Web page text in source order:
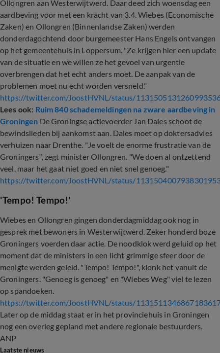
Ollongren aan Westerwijtwerd. Daar deed zich woensdag een
aardbeving voor met een kracht van 3.4. Wiebes (Economische
Zaken) en Ollongren (Binnenlandse Zaken) werden
donderdagochtend door burgemeester Hans Engels ontvangen
op het gemeentehuis in Loppersum. "Ze krijgen hier een update
van de situatie en we willen ze het gevoel van urgentie
overbrengen dat het echt anders moet. De aanpak van de
problemen moet nu echt worden versneld."
https://twitter.com/JoostHVNL/status/
Lees ook: Ruim 840 schademeldingen na zware aardbeving in
Groningen De Groningse actievoerder Jan Dales schoot de
bewindslieden bij aankomst aan. Dales moet op doktersadvies
verhuizen naar Drenthe. "Je voelt de enorme frustratie van de
Groningers”, zegt minister Ollongren. "We doen al ontzettend
veel, maar het gaat niet goed en niet snel genoeg."
https://twitter.com/JoostHVNL/status/
'Tempo! Tempo!'
Wiebes en Ollongren gingen donderdagmiddag ook nog in
gesprek met bewoners in Westerwijtwerd. Zeker honderd boze
Groningers voerden daar actie. De noodklok werd geluid op het
moment dat de ministers in een licht grimmige sfeer door de
menigte werden geleid. "Tempo! Tempo!", klonk het vanuit de
Groningers. "Genoeg is genoeg" en "Wiebes Weg" viel te lezen
op spandoeken.
https://twitter.com/JoostHVNL/status/
Later op de middag staat er in het provinciehuis in Groningen
nog een overleg gepland met andere regionale bestuurders.
ANP
Laatste nieuws